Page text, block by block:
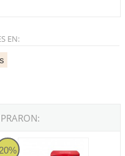
EN:
con tope lateral y escuadra
20%
profesional Rubi TR-